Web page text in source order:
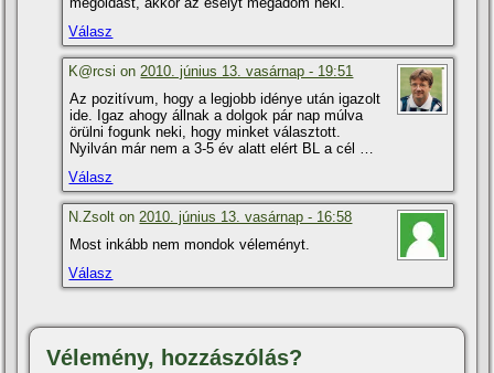
Válasz
K@rcsi on2010. június 13. vasárnap - 19:51
Az pozití­vum, hogy a legjobb idénye után igazolt
ide. Igaz ahogy állnak a dolgok pár nap múlva
örülni fogunk neki, hogy minket választott.
Nyilván már nem a 3-5 év alatt elért BL a cél …
Válasz
N.Zsolt on2010. június 13. vasárnap - 16:58
Most inkább nem mondok véleményt.
Válasz
Vélemény, hozzászólás?